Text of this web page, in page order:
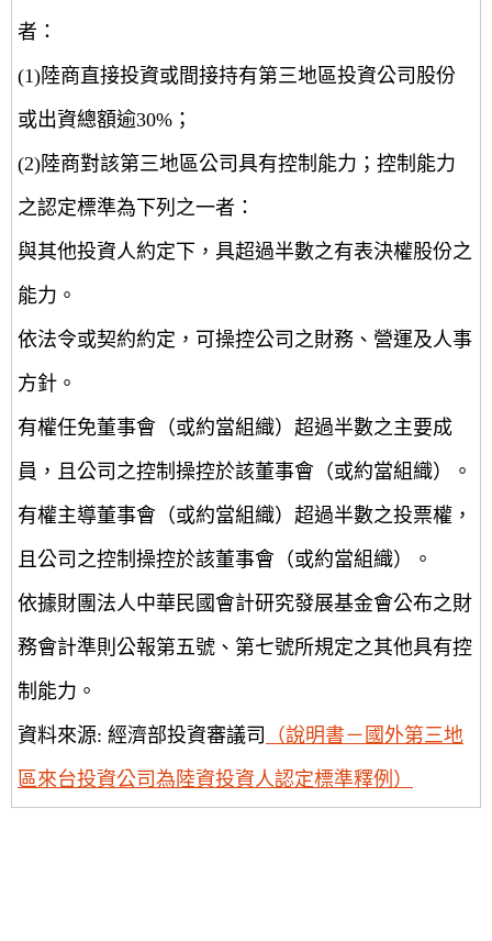
者：
(1)陸商直接投資或間接持有第三地區投資公司股份
或出資總額逾30%；
(2)陸商對該第三地區公司具有控制能力；控制能力
之認定標準為下列之一者：
與其他投資人約定下，具超過半數之有表決權股份之
能力。
依法令或契約約定，可操控公司之財務、營運及人事
方針。
有權任免董事會（或約當組織）超過半數之主要成
員，且公司之控制操控於該董事會（或約當組織）。
有權主導董事會（或約當組織）超過半數之投票權，
且公司之控制操控於該董事會（或約當組織）。
依據財團法人中華民國會計研究發展基金會公布之財
務會計準則公報第五號、第七號所規定之其他具有控
制能力。
資料來源: 經濟部投資審議司
（說明書－國外第三地
區來台投資公司為陸資投資人認定標準釋例）